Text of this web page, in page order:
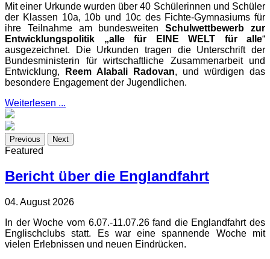
Mit einer Urkunde wurden über 40 Schülerinnen und Schüler
der Klassen 10a, 10b und 10c des Fichte-Gymnasiums für
ihre Teilnahme am bundesweitenSchulwettbewerb zur
Entwicklungspolitik „alle für EINE WELT für alle“
ausgezeichnet. Die Urkunden tragen die Unterschrift der
Bundesministerin für wirtschaftliche Zusammenarbeit und
Entwicklung,
Reem Alabali Radovan, und würdigen das
besondere Engagement der Jugendlichen.
Weiterlesen ...
Previous Next
Featured
Bericht über die Englandfahrt
04. August 2026
In der Woche vom 6.07.-11.07.26 fand die Englandfahrt des
Englischclubs statt. Es war eine spannende Woche mit
vielen Erlebnissen und neuen Eindrücken.